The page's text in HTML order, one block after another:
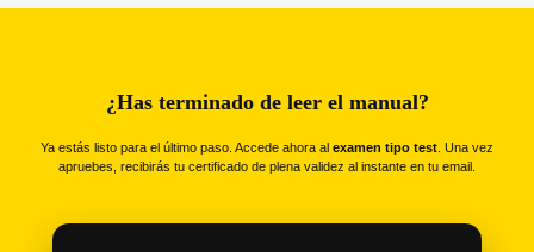
¿Has terminado de leer el manual?
Ya estás listo para el último paso. Accede ahora al examen tipo test . Una vez
apruebes, recibirás tu certificado de plena validez al instante en tu email.